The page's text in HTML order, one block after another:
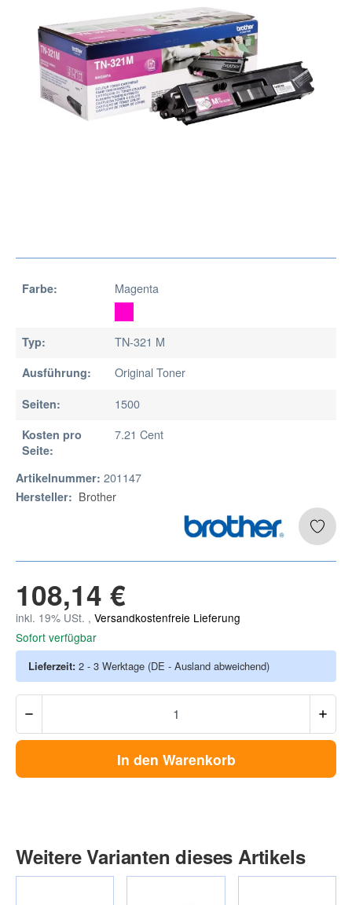
Farbe: Magenta
Typ: TN-321 M
Ausführung: Original Toner
Seiten: 1500
Kosten pro
Seite:
7.21 Cent
Artikelnummer: 201147
Hersteller: Brother
108,14 €
inkl. 19% USt. , Versandkostenfreie Lieferung
Sofort verfügbar
Lieferzeit: 2 - 3 Werktage (DE - Ausland abweichend)
In den Warenkorb
Weitere Varianten dieses Artikels